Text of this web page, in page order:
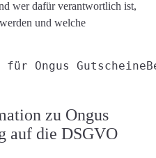
wer dafür verantwortlich ist,
und welche
für Ongus Gutscheine
zu Ongus
auf die DSGVO